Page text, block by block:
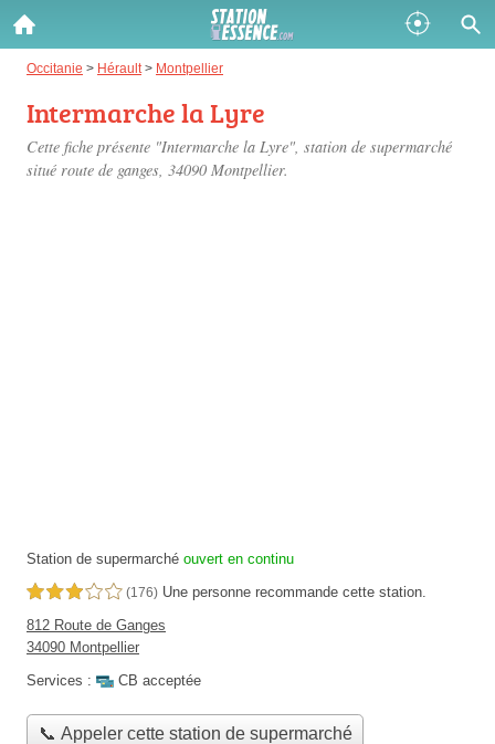
Occitanie > Hérault > Montpellier
Intermarche la Lyre
Cette fiche présente "Intermarche la Lyre", station de supermarché
situé route de ganges, 34090 Montpellier.
Station de supermarché ouvert en continu
3,0 étoiles sur 5 (176) Une personne recommande cette station.
812 Route de Ganges
34090 Montpellier
Services :
CB acceptée
📞 Appeler cette station de supermarché
Gazole :
Disponible
SP 98 :